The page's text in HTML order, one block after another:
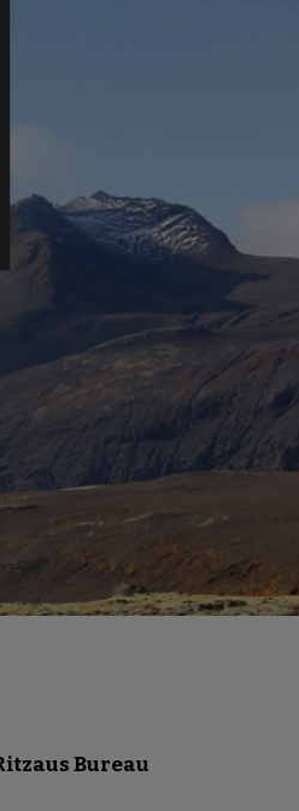
Bureau